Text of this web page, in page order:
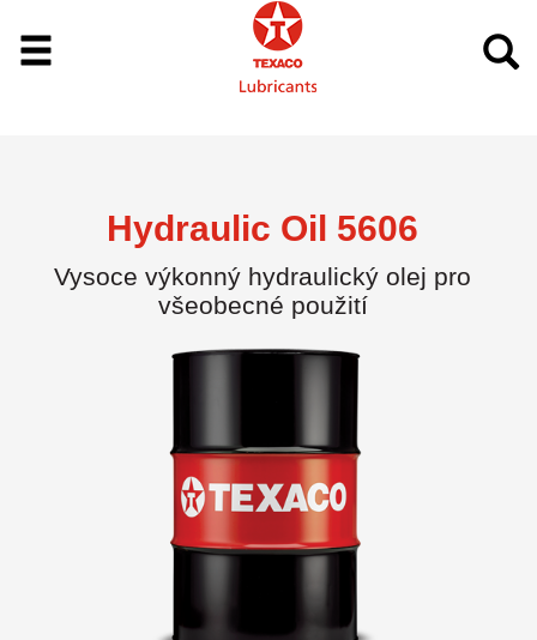
Hydraulic Oil 5606
Vysoce výkonný hydraulický olej pro
všeobecné použití